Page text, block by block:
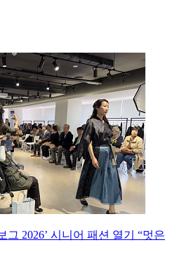
그 2026’ 시니어 패션 열기 “멋은